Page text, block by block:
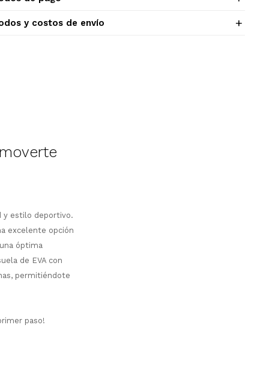
y costos de envío
y estilo deportivo.
excelente opción
óptima
de EVA con
permitiéndote
paso!